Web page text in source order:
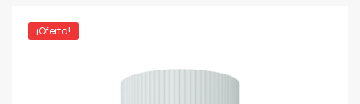
¡Oferta!